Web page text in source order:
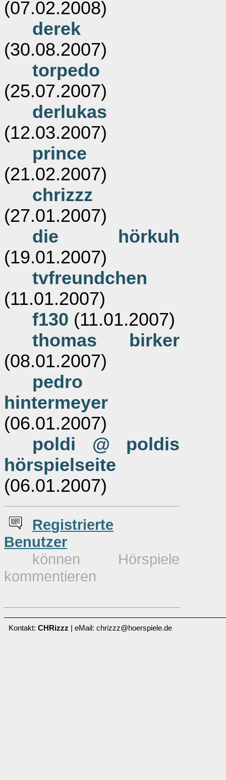
(07.02.2008)
derek
(30.08.2007)
torpedo
(25.07.2007)
derlukas
(12.03.2007)
prince
(21.02.2007)
chrizzz
(27.01.2007)
die hörkuh
(19.01.2007)
tvfreundchen
(11.01.2007)
f130 (11.01.2007)
thomas birker
(08.01.2007)
pedro
hintermeyer
(06.01.2007)
poldi @ poldis
hörspielseite
(06.01.2007)
Registrierte
Benutzer
können Hörspiele
kommentieren
Kontakt: CHRizzz | eMail: chrizzz@hoerspiele.de